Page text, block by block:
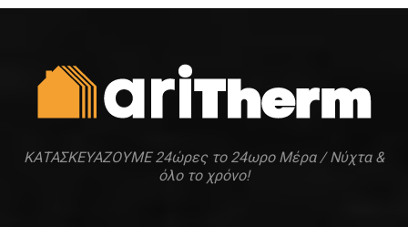
ΚΑΤΑΣΚΕΥΑΖΟΥΜΕ 24ώρες το 24ωρο Μέρα / Νύχτα &
όλο το χρόνο!